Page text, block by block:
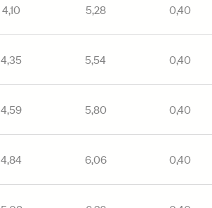
4,10 5,28 0,40
4,35 5,54 0,40
4,59 5,80 0,40
4,84 6,06 0,40